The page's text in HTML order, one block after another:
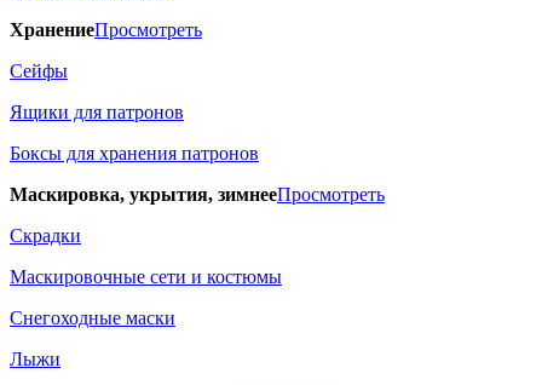
ХранениеПросмотреть
Сейфы
Ящики для патронов
Боксы для хранения патронов
Маскировка, укрытия, зимнееПросмотреть
Скрадки
Маскировочные сети и костюмы
Снегоходные маски
Лыжи